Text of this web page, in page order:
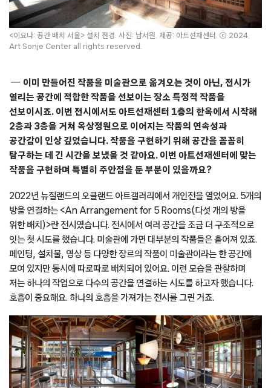
<이요나: 공간 배치 서울> 설치 전경. 사진: 남서원. 제공: 아트선재센터. ⓒ 2024.
Art Sonje Center all rights reserved.
이미 만들어진 작품을 미술관으로 옮겨오는 것이 아닌, 전시가
열리는 공간에 적합한 작품을 선보이는 장소 특정적 작품을
선보이시죠. 이번 전시에서도 아트선재센터 1층의 한옥에서 시작해
2층과 3층을 거쳐 옥상정원으로 이어지는 작품의 연속성과
공간감이 인상 깊었습니다. 작품을 구현하기 위해 공간을 꼼꼼히
탐구하는 데 긴 시간을 보냈을 것 같아요. 이번 아트선재센터에 맞는
작품을 구현하며 특별히 주안점을 둔 부분이 있을까요?
2022년 뉴질랜드의 오클랜드 아트갤러리에서 개인전을 열었어요. 5개의
방을 연결하는 <An Arrangement for 5 Rooms(다섯 개의 방을
위한 배치)>란 전시였습니다. 전시에서 여러 공간을 조금 더 구조적으로
잇는 첫 시도를 했습니다. 미술관에 가면 대부분의 작품들은 흩어져 있죠.
페인팅, 설치물, 영상 등 다양한 장르의 작품이 미술관이라는 한 공간에
모여 있지만 동시에 따로따로 배치되어 있어요. 이런 모습을 관찰하며
저는 하나의 작업으로 다수의 공간을 연결하는 시도를 하고자 했습니다.
호흡이 중요해요. 하나의 호흡을 가져가는 전시를 그린 거죠.